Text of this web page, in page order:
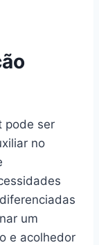
pode ser
no
um
e acolhedor